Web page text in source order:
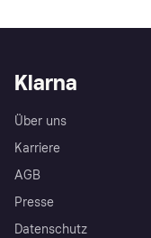
Klarna
Über uns
Karriere
AGB
Presse
Datenschutz